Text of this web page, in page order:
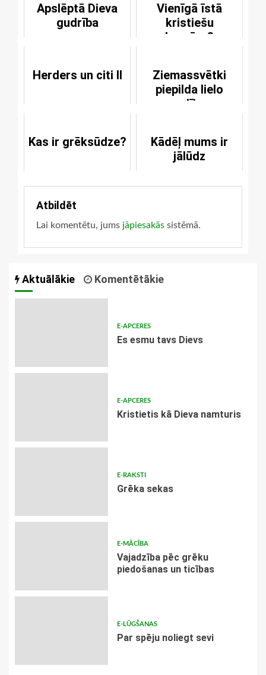
Apslēptā Dieva
gudrība
Vienīgā īstā
kristiešu
baznīca?
Herders un citi II
Ziemassvētki
piepilda lielo
apsolījumu
Kas ir grēksūdze?
Kādēļ mums ir
jālūdz
Atbildēt
Lai komentētu, jums jāpiesakās sistēmā.
Aktuālākie Komentētākie
E-APCERES
Es esmu tavs Dievs
E-APCERES
Kristietis kā Dieva namturis
E-RAKSTI
Grēka sekas
E-MĀCĪBA
Vajadzība pēc grēku
piedošanas un ticības
E-LŪGŠANAS
Par spēju noliegt sevi